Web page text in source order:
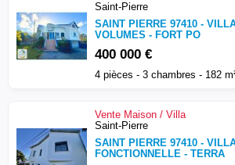
Saint-Pierre
SAINT PIERRE 97410 -
VOLUMES - FORT PO
400 000 €
4 pièces - 3 chambres - 182
Vente Maison / Villa
Saint-Pierre
SAINT PIERRE 97410 -
FONCTIONNELLE - TERRA